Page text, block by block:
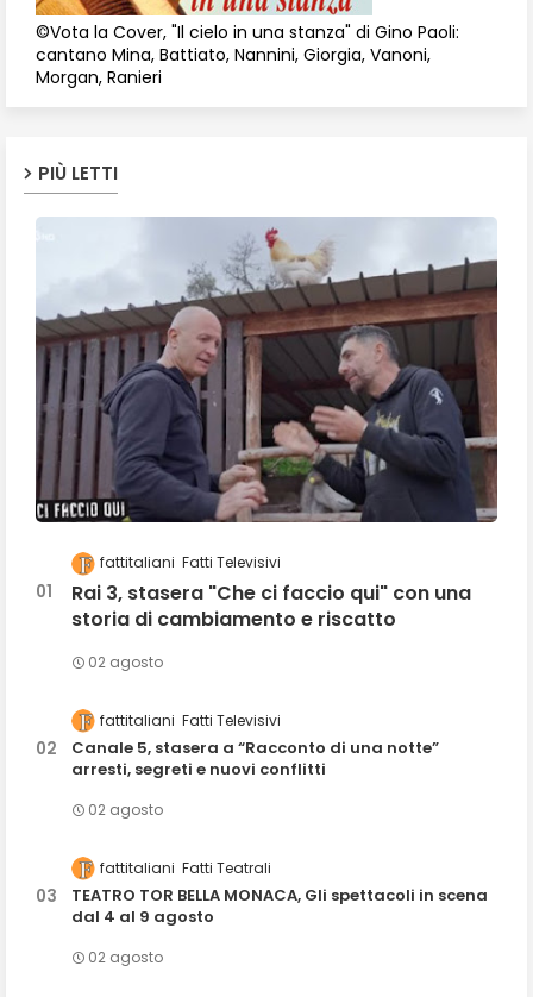
©Vota la Cover, "Il cielo in una stanza" di Gino Paoli:
cantano Mina, Battiato, Nannini, Giorgia, Vanoni,
Morgan, Ranieri
PIÙ LETTI
fattitaliani Fatti Televisivi
Rai 3, stasera "Che ci faccio qui" con una
storia di cambiamento e riscatto
02 agosto
fattitaliani Fatti Televisivi
Canale 5, stasera a “Racconto di una notte”
arresti, segreti e nuovi conflitti
02 agosto
fattitaliani Fatti Teatrali
TEATRO TOR BELLA MONACA, Gli spettacoli in scena
dal 4 al 9 agosto
02 agosto